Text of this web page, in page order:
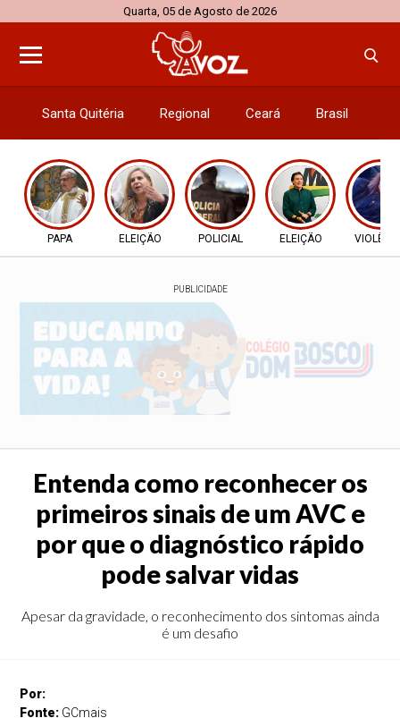
Quarta, 05 de Agosto de 2026
Santa Quitéria Regional Ceará Brasil
PAPA ELEIÇÃO POLICIAL ELEIÇÃO
PUBLICIDADE
Entenda como reconhecer os
primeiros sinais de um AVC e
por que o diagnóstico rápido
pode salvar vidas
Apesar da gravidade, o reconhecimento dos sintomas ainda
é um desafio
Por:
Fonte: GCmais